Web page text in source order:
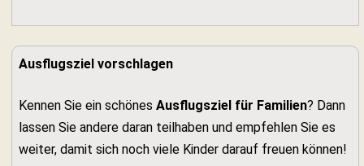
Ausflugsziel vorschlagen
Kennen Sie ein schönes Ausflugsziel für Familien? Dann
lassen Sie andere daran teilhaben und empfehlen Sie es
weiter, damit sich noch viele Kinder darauf freuen können!